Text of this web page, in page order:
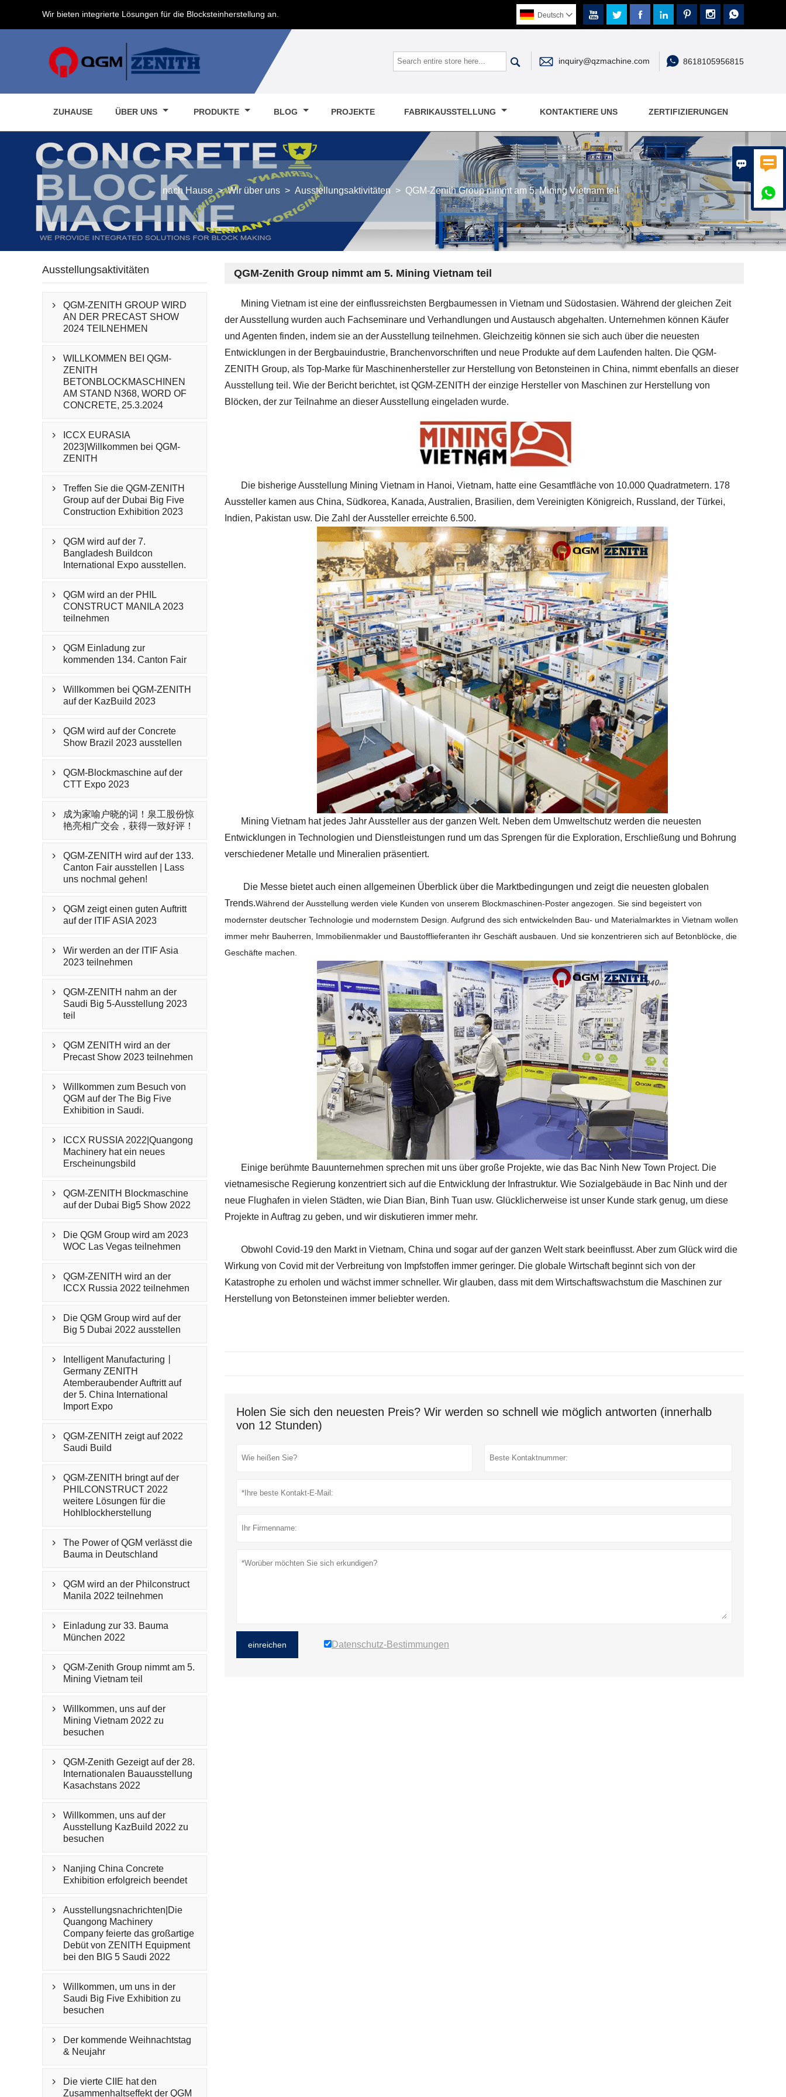
 

Wir bieten integrierte Lösungen für die Blocksteinherstellung an.       
Deutsch 
  inquiry@qzmachine.com  8618105956815
ZUHAUSE ÜBER UNS PRODUKTE BLOG PROJEKTE FABRIKAUSSTELLUNG KONTAKTIERE UNS ZERTIFIZIERUNGEN
nach Hause > Wir über uns > Ausstellungsaktivitäten > QGM-Zenith Group nimmt am 5. Mining Vietnam teil
QGM-Zenith Group nimmt am 5. Mining Vietnam teil
Mining Vietnam ist eine der einflussreichsten Bergbaumessen in Vietnam und Südostasien. Während der gleichen Zeit
der Ausstellung wurden auch Fachseminare und Verhandlungen und Austausch abgehalten. Unternehmen können Käufer
und Agenten finden, indem sie an der Ausstellung teilnehmen. Gleichzeitig können sie sich auch über die neuesten
Entwicklungen in der Bergbauindustrie, Branchenvorschriften und neue Produkte auf dem Laufenden halten. Die QGM-
ZENITH Group, als Top-Marke für Maschinenhersteller zur Herstellung von Betonsteinen in China, nimmt ebenfalls an dieser
Ausstellung teil. Wie der Bericht berichtet, ist QGM-ZENITH der einzige Hersteller von Maschinen zur Herstellung von
Blöcken, der zur Teilnahme an dieser Ausstellung eingeladen wurde.
Die bisherige Ausstellung Mining Vietnam in Hanoi, Vietnam, hatte eine Gesamtfläche von 10.000 Quadratmetern. 178
Aussteller kamen aus China, Südkorea, Kanada, Australien, Brasilien, dem Vereinigten Königreich, Russland, der Türkei,
Indien, Pakistan usw. Die Zahl der Aussteller erreichte 6.500.
Mining Vietnam hat jedes Jahr Aussteller aus der ganzen Welt. Neben dem Umweltschutz werden die neuesten
Entwicklungen in Technologien und Dienstleistungen rund um das Sprengen für die Exploration, Erschließung und Bohrung
verschiedener Metalle und Mineralien präsentiert.
Die Messe bietet auch einen allgemeinen Überblick über die Marktbedingungen und zeigt die neuesten globalen
Trends.Während der Ausstellung werden viele Kunden von unserem Blockmaschinen-Poster angezogen. Sie sind begeistert von
modernster deutscher Technologie und modernstem Design. Aufgrund des sich entwickelnden Bau- und Materialmarktes in Vietnam wollen
immer mehr Bauherren, Immobilienmakler und Baustofflieferanten ihr Geschäft ausbauen. Und sie konzentrieren sich auf Betonblöcke, die
Geschäfte machen.
Einige berühmte Bauunternehmen sprechen mit uns über große Projekte, wie das Bac Ninh New Town Project. Die
vietnamesische Regierung konzentriert sich auf die Entwicklung der Infrastruktur. Wie Sozialgebäude in Bac Ninh und der
neue Flughafen in vielen Städten, wie Dian Bian, Binh Tuan usw. Glücklicherweise ist unser Kunde stark genug, um diese
Projekte in Auftrag zu geben, und wir diskutieren immer mehr.
Obwohl Covid-19 den Markt in Vietnam, China und sogar auf der ganzen Welt stark beeinflusst. Aber zum Glück wird die
Wirkung von Covid mit der Verbreitung von Impfstoffen immer geringer. Die globale Wirtschaft beginnt sich von der
Katastrophe zu erholen und wächst immer schneller. Wir glauben, dass mit dem Wirtschaftswachstum die Maschinen zur
Herstellung von Betonsteinen immer beliebter werden.
Holen Sie sich den neuesten Preis? Wir werden so schnell wie möglich antworten (innerhalb
von 12 Stunden)
einreichen Datenschutz-Bestimmungen
Ausstellungsaktivitäten

QGM-ZENITH GROUP WIRD
AN DER PRECAST SHOW
2024 TEILNEHMEN

WILLKOMMEN BEI QGM-
ZENITH
BETONBLOCKMASCHINEN
AM STAND N368, WORD OF
CONCRETE, 25.3.2024

ICCX EURASIA
2023|Willkommen bei QGM-
ZENITH

Treffen Sie die QGM-ZENITH
Group auf der Dubai Big Five
Construction Exhibition 2023

QGM wird auf der 7.
Bangladesh Buildcon
International Expo ausstellen.

QGM wird an der PHIL
CONSTRUCT MANILA 2023
teilnehmen

QGM Einladung zur
kommenden 134. Canton Fair

Willkommen bei QGM-ZENITH
auf der KazBuild 2023

QGM wird auf der Concrete
Show Brazil 2023 ausstellen

QGM-Blockmaschine auf der
CTT Expo 2023

成为家喻户晓的词！泉工股份惊
艳亮相广交会，获得一致好评！

QGM-ZENITH wird auf der 133.
Canton Fair ausstellen | Lass
uns nochmal gehen!

QGM zeigt einen guten Auftritt
auf der ITIF ASIA 2023

Wir werden an der ITIF Asia
2023 teilnehmen

QGM-ZENITH nahm an der
Saudi Big 5-Ausstellung 2023
teil

QGM ZENITH wird an der
Precast Show 2023 teilnehmen

Willkommen zum Besuch von
QGM auf der The Big Five
Exhibition in Saudi.

ICCX RUSSIA 2022|Quangong
Machinery hat ein neues
Erscheinungsbild

QGM-ZENITH Blockmaschine
auf der Dubai Big5 Show 2022

Die QGM Group wird am 2023
WOC Las Vegas teilnehmen

QGM-ZENITH wird an der
ICCX Russia 2022 teilnehmen

Die QGM Group wird auf der
Big 5 Dubai 2022 ausstellen

Intelligent Manufacturing丨
Germany ZENITH
Atemberaubender Auftritt auf
der 5. China International
Import Expo

QGM-ZENITH zeigt auf 2022
Saudi Build

QGM-ZENITH bringt auf der
PHILCONSTRUCT 2022
weitere Lösungen für die
Hohlblockherstellung

The Power of QGM verlässt die
Bauma in Deutschland

QGM wird an der Philconstruct
Manila 2022 teilnehmen

Einladung zur 33. Bauma
München 2022

QGM-Zenith Group nimmt am 5.
Mining Vietnam teil

Willkommen, uns auf der
Mining Vietnam 2022 zu
besuchen

QGM-Zenith Gezeigt auf der 28.
Internationalen Bauausstellung
Kasachstans 2022

Willkommen, uns auf der
Ausstellung KazBuild 2022 zu
besuchen

Nanjing China Concrete
Exhibition erfolgreich beendet

Ausstellungsnachrichten|Die
Quangong Machinery
Company feierte das großartige
Debüt von ZENITH Equipment
bei den BIG 5 Saudi 2022

Willkommen, um uns in der
Saudi Big Five Exhibition zu
besuchen

Der kommende Weihnachtstag
& Neujahr

Die vierte CIIE hat den
Zusammenhaltseffekt der QGM